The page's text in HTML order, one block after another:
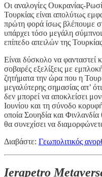
Οι αναλογίες Ουκρανίας-
Τουρκίας είναι απολύτως
πρώτη φορά ίσως βλέπουμε
υπάρχει τόσο μεγάλη
επίπεδο απειλών της
Eίναι δύσκολο να φανταστεί
σοβαρές εξελίξεις με
ζητήματα την ώρα που η
μεγαλύτερης σημασίας απ’
δεν μπορεί να αποκλείσει
Ιουνίου και τη σύνοδο
οποία Σουηδία και
θα συνεχίσει να
Διαβάστε: Γεωπολιτικός
Ierapetro